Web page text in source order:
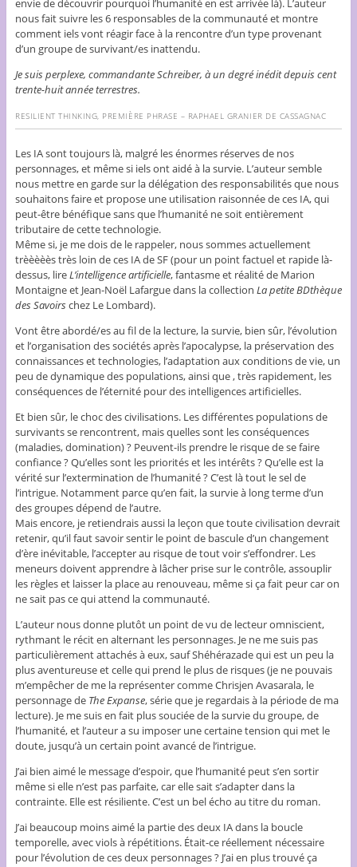
envie de découvrir pourquoi l’humanité en est arrivée là). L’auteur
nous fait suivre les 6 responsables de la communauté et montre
comment iels vont réagir face à la rencontre d’un type provenant
d’un groupe de survivant/es inattendu.
Je suis perplexe, commandante Schreiber, à un degré inédit depuis cent
trente-huit année terrestres.
RESILIENT THINKING, PREMIÈRE PHRASE – RAPHAEL GRANIER DE CASSAGNAC
Les IA sont toujours là, malgré les énormes réserves de nos
personnages, et même si iels ont aidé à la survie. L’auteur semble
nous mettre en garde sur la délégation des responsabilités que nous
souhaitons faire et propose une utilisation raisonnée de ces IA, qui
peut-être bénéfique sans que l’humanité ne soit entièrement
tributaire de cette technologie.
Même si, je me dois de le rappeler, nous sommes actuellement
trèèèèès très loin de ces IA de SF (pour un point factuel et rapide là-
dessus, lireL’intelligence artificielle, fantasme et réalité de Marion
Montaigne et Jean-Noël Lafargue dans la collection La petite BDthèque
des Savoirschez Le Lombard).
Vont être abordé/es au fil de la lecture, la survie, bien sûr, l’évolution
et l’organisation des sociétés après l’apocalypse, la préservation des
connaissances et technologies, l’adaptation aux conditions de vie, un
peu de dynamique des populations, ainsi que , très rapidement, les
conséquences de l’éternité pour des intelligences artificielles.
Et bien sûr, le choc des civilisations. Les différentes populations de
survivants se rencontrent, mais quelles sont les conséquences
(maladies, domination) ? Peuvent-ils prendre le risque de se faire
confiance ? Qu’elles sont les priorités et les intérêts ? Qu’elle est la
vérité sur l’extermination de l’humanité ? C’est là tout le sel de
l’intrigue. Notamment parce qu’en fait, la survie à long terme d’un
des groupes dépend de l’autre.
Mais encore, je retiendrais aussi la leçon que toute civilisation devrait
retenir, qu’il faut savoir sentir le point de bascule d’un changement
d’ère inévitable, l’accepter au risque de tout voir s’effondrer. Les
meneurs doivent apprendre à lâcher prise sur le contrôle, assouplir
les règles et laisser la place au renouveau, même si ça fait peur car on
ne sait pas ce qui attend la communauté.
L’auteur nous donne plutôt un point de vu de lecteur omniscient,
rythmant le récit en alternant les personnages. Je ne me suis pas
particulièrement attachés à eux, sauf Shéhérazade qui est un peu la
plus aventureuse et celle qui prend le plus de risques (je ne pouvais
m’empêcher de me la représenter comme Chrisjen Avasarala, le
personnage de The Expanse, série que je regardais à la période de ma
lecture). Je me suis en fait plus souciée de la survie du groupe, de
l’humanité, et l’auteur a su imposer une certaine tension qui met le
doute, jusqu’à un certain point avancé de l’intrigue.
J’ai bien aimé le message d’espoir, que l’humanité peut s’en sortir
même si elle n’est pas parfaite, car elle sait s’adapter dans la
contrainte. Elle est résiliente. C’est un bel écho au titre du roman.
J’ai beaucoup moins aimé la partie des deux IA dans la boucle
temporelle, avec viols à répétitions. Était-ce réellement nécessaire
pour l’évolution de ces deux personnages ? J’ai en plus trouvé ça